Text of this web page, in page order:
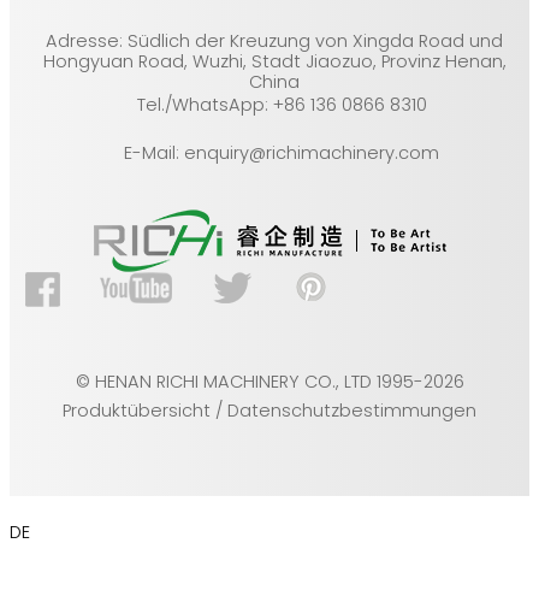
Adresse: Südlich der Kreuzung von Xingda Road und
Hongyuan Road, Wuzhi, Stadt Jiaozuo, Provinz Henan,
China
Tel./WhatsApp: +86 136 0866 8310
E-Mail: enquiry@richimachinery.com
© HENAN RICHI MACHINERY CO., LTD 1995-2026
Produktübersicht / Datenschutzbestimmungen
DE